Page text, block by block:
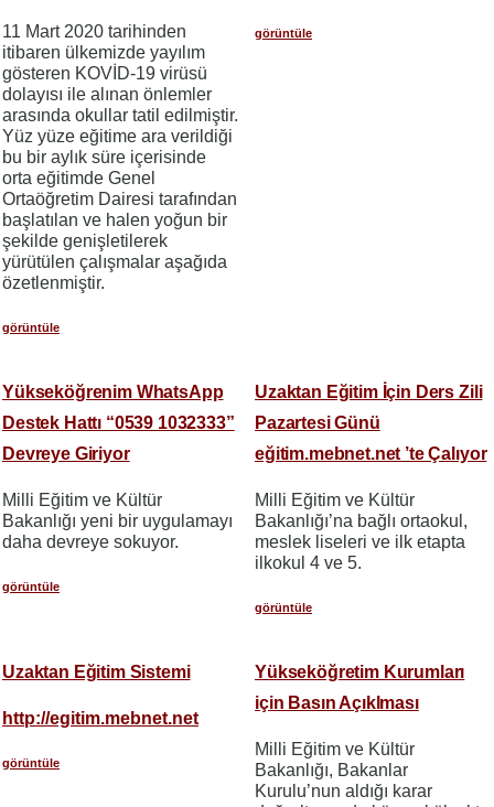
11 Mart 2020 tarihinden
itibaren ülkemizde yayılım
gösteren KOVİD-19 virüsü
dolayısı ile alınan önlemler
arasında okullar tatil edilmiştir.
Yüz yüze eğitime ara verildiği
bu bir aylık süre içerisinde
orta eğitimde Genel
Ortaöğretim Dairesi tarafından
başlatılan ve halen yoğun bir
şekilde genişletilerek
yürütülen çalışmalar aşağıda
özetlenmiştir.
görüntüle
görüntüle
Yükseköğrenim WhatsApp
Destek Hattı “0539 1032333”
Devreye Giriyor
Milli Eğitim ve Kültür
Bakanlığı yeni bir uygulamayı
daha devreye sokuyor.
görüntüle
Uzaktan Eğitim İçin Ders Zili
Pazartesi Günü
eğitim.mebnet.net ’te Çalıyor
Milli Eğitim ve Kültür
Bakanlığı’na bağlı ortaokul,
meslek liseleri ve ilk etapta
ilkokul 4 ve 5.
görüntüle
Uzaktan Eğitim Sistemi
http://egitim.mebnet.net
görüntüle
Yükseköğretim Kurumları
için Basın Açıklması
Milli Eğitim ve Kültür
Bakanlığı, Bakanlar
Kurulu’nun aldığı karar